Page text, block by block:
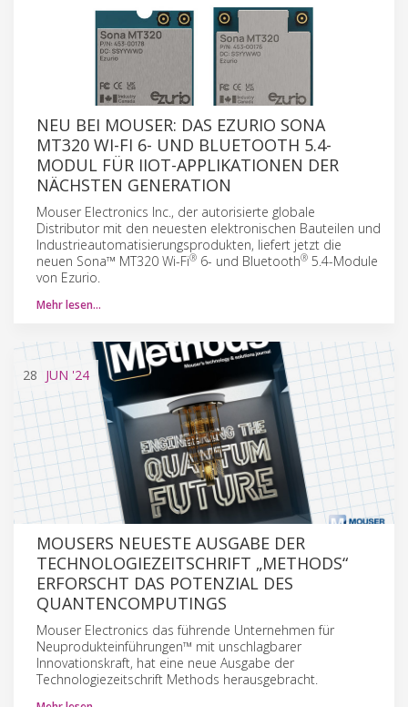
NEU BEI MOUSER: DAS EZURIO SONA
MT320 WI-FI 6- UND BLUETOOTH 5.4-
MODUL FÜR IIOT-APPLIKATIONEN DER
NÄCHSTEN GENERATION
Mouser Electronics Inc., der autorisierte globale
Distributor mit den neuesten elektronischen Bauteilen und
Industrieautomatisierungsprodukten, liefert jetzt die
neuen Sona™ MT320 Wi-Fi® 6- und Bluetooth® 5.4-Module
von Ezurio.
Mehr lesen…
28 JUN '24
MOUSERS NEUESTE AUSGABE DER
TECHNOLOGIEZEITSCHRIFT „METHODS“
ERFORSCHT DAS POTENZIAL DES
QUANTENCOMPUTINGS
Mouser Electronics das führende Unternehmen für
Neuprodukteinführungen™ mit unschlagbarer
Innovationskraft, hat eine neue Ausgabe der
Technologiezeitschrift Methods herausgebracht.